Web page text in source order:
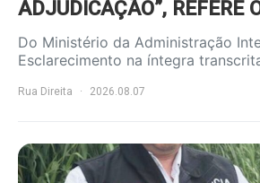
ADJUDICAÇÃO”, REFERE
Do Ministério da Administração
Esclarecimento na íntegra
Rua Direita 2026.08.07